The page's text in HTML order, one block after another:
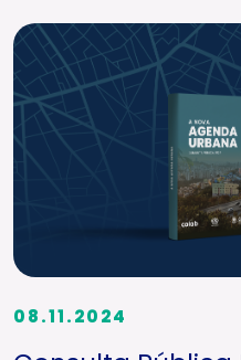
08.11.2024